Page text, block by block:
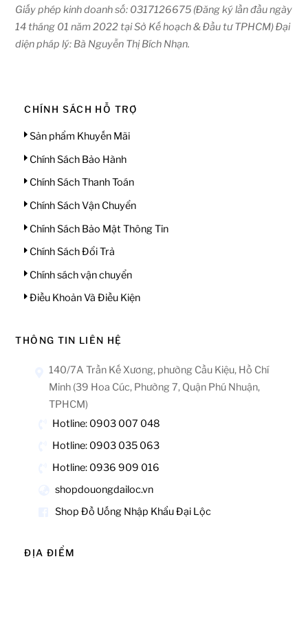
Giấy phép kinh doanh số: 0317126675 (Đăng ký lần đầu ngày
14 tháng 01 năm 2022 tại Sở Kế hoạch & Đầu tư TPHCM) Đại
diện pháp lý: Bà Nguyễn Thị Bích Nhạn.
CHÍNH SÁCH HỖ TRỢ
Sản phẩm Khuyến Mãi
Chính Sách Bảo Hành
Chính Sách Thanh Toán
Chính Sách Vận Chuyển
Chính Sách Bảo Mật Thông Tin
Chính Sách Đổi Trả
Chính sách vận chuyển
Điều Khoản Và Điều Kiện
THÔNG TIN LIÊN HỆ
140/7A Trần Kế Xương, phường Cầu Kiệu, Hồ Chí
Minh (39 Hoa Cúc, Phường 7, Quận Phú Nhuận,
TPHCM)
Hotline: 0903 007 048
Hotline: 0903 035 063
Hotline: 0936 909 016
shopdouongdailoc.vn
Shop Đồ Uống Nhập Khẩu Đại Lộc
ĐỊA ĐIỂM